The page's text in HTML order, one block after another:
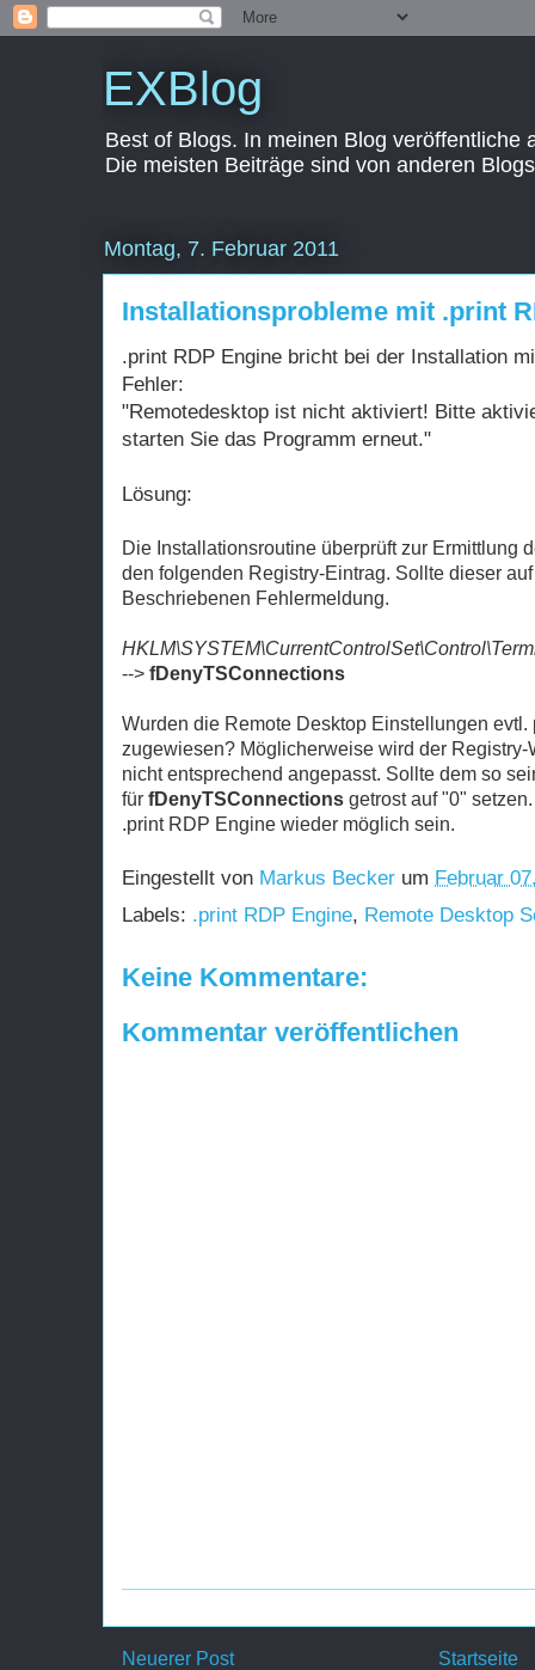
EXBlog
Best of Blogs. In meinen Blog
Die meisten Beiträge sind von anderen
Montag, 7. Februar 2011
Installationsprobleme mit .print
.print RDP Engine bricht bei der Installation
Fehler:
"Remotedesktop ist nicht aktiviert! Bitte
starten Sie das Programm erneut."
Lösung:
Die Installationsroutine überprüft zur Ermittlung
den folgenden Registry-Eintrag. Sollte dieser
Beschriebenen Fehlermeldung.
--> fDenyTSConnections
Wurden die Remote Desktop Einstellungen evtl.
zugewiesen? Möglicherweise wird der
nicht entsprechend angepasst. Sollte dem so
für fDenyTSConnections getrost auf "0"
.print RDP Engine wieder möglich sein.
Eingestellt von Markus Becker um Februar
Labels: .print RDP Engine, Remote Desktop
Keine Kommentare:
Kommentar veröffentlichen
Neuerer Post Startseite